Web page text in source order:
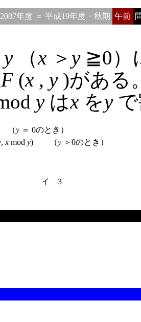
2007年度 ＝ 平成19年度・秋期 午前
y （x ＞ y ≧0）
F (x , y )がある
y はx をy
y ＝ 0のとき）
, x mod y)　　（y ＞0のとき）
イ 3